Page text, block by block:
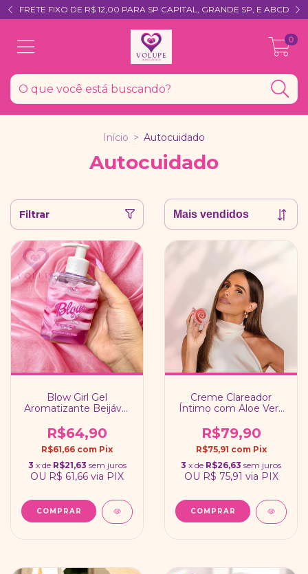
FRETE FIXO DE R$ 12,00 PARA SP CAPITAL, GRANDE SP, E ABCD
0
Início > Autocuidado
Autocuidado
Filtrar
Blow Girl Gel
Aromatizante Beijável
R$64,90
R$61,66 com Pix
3 x de R$21,63 sem juros
OU R$ 61,66 via PIX
Creme Clareador
Íntimo com Aloe Vera
Mosqueta / Linha
Deborah Secco Intt
R$79,90
R$75,91 com Pix
3 x de R$26,63 sem juros
OU R$ 75,91 via PIX